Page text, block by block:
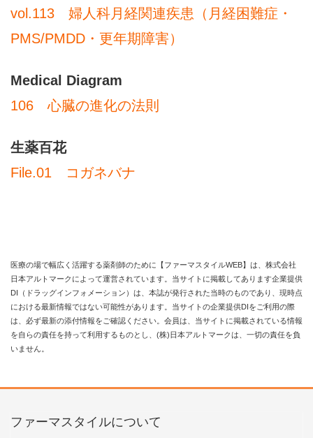
vol.113 婦人科月経関連疾患（月経困難症・
PMS/PMDD・更年期障害）
Medical Diagram
106 心臓の進化の法則
生薬百花
File.01 コガネバナ
医療の場で幅広く活躍する薬剤師のために【ファーマスタイルWEB】は、株式会社
日本アルトマークによって運営されています。当サイトに掲載してあります企業提供
DI（ドラッグインフォメーション）は、本誌が発行された当時のものであり、現時点
における最新情報ではない可能性があります。当サイトの企業提供DIをご利用の際
は、必ず最新の添付情報をご確認ください。会員は、当サイトに掲載されている情報
を自らの責任を持って利用するものとし、(株)日本アルトマークは、一切の責任を負
いません。
ファーマスタイルについて